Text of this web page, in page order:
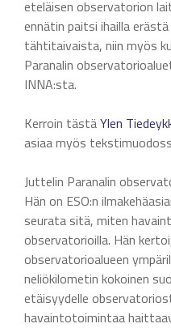
eteläisen observatorion
ennätin paitsi ihailla
tähtitaivaista, niin myös
Paranalin
INNA:sta.
Kerroin tästäYlen
asiaa myös
Juttelin Paranalin
Hän on ESO:n
seurata sitä, miten
observatorioilla. Hän
observatorioalueen
neliökilometin kokoinen
etäisyydelle
havaintotoimintaa